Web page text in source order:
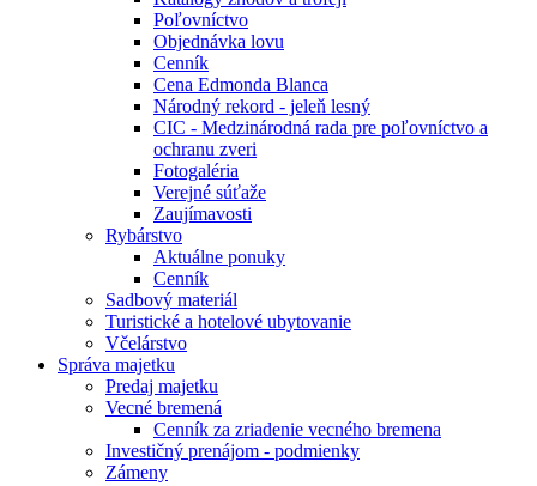
Poľovníctvo
Objednávka lovu
Cenník
Cena Edmonda Blanca
Národný rekord - jeleň lesný
CIC - Medzinárodná rada pre poľovníctvo a
ochranu zveri
Fotogaléria
Verejné súťaže
Zaujímavosti
Rybárstvo
Aktuálne ponuky
Cenník
Sadbový materiál
Turistické a hotelové ubytovanie
Včelárstvo
Správa majetku
Predaj majetku
Vecné bremená
Cenník za zriadenie vecného bremena
Investičný prenájom - podmienky
Zámeny